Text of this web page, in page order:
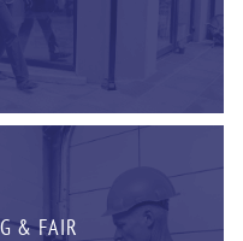
& FAIR